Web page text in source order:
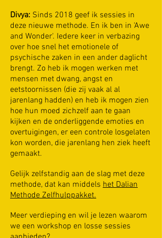
Divya: Sinds 2018 geef ik sessies in
deze nieuwe methode. En ik ben in 'Awe
and Wonder'. Iedere keer in verbazing
over hoe snel het emotionele of
psychische zaken in een ander daglicht
brengt. Zo heb ik mogen werken met
mensen met dwang, angst en
eetstoornissen (die zij vaak al al
jarenlang hadden) en heb ik mogen zien
hoe hun moed zichzelf aan te gaan
kijken en de onderliggende emoties en
overtuigingen, er een controle losgelaten
kon worden, die jarenlang hen ziek heeft
gemaakt.
Gelijk zelfstandig aan de slag met deze
methode, dat kan middels het Dalian
Methode Zelfhulppakket.
Meer verdieping en wil je lezen waarom
we een workshop en losse sessies